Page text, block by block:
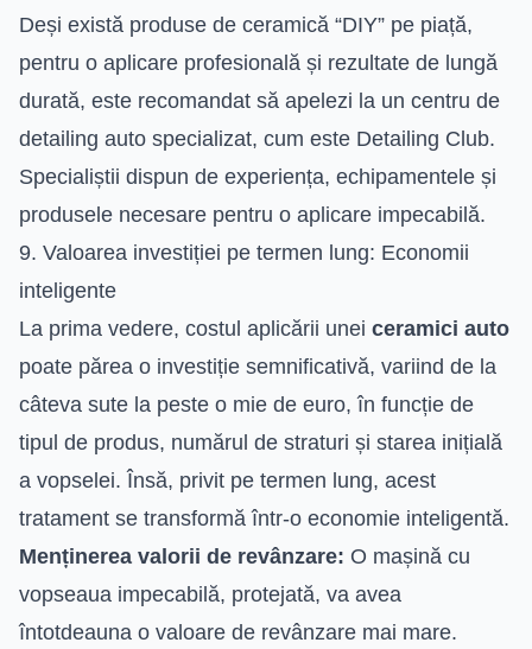
Deși există produse de ceramică “DIY” pe piață,
pentru o aplicare profesională și rezultate de lungă
durată, este recomandat să apelezi la un centru de
detailing auto specializat, cum este Detailing Club.
Specialiștii dispun de experiența, echipamentele și
produsele necesare pentru o aplicare impecabilă.
9. Valoarea investiției pe termen lung: Economii
inteligente
La prima vedere, costul aplicării unei ceramici auto
poate părea o investiție semnificativă, variind de la
câteva sute la peste o mie de euro, în funcție de
tipul de produs, numărul de straturi și starea inițială
a vopselei. Însă, privit pe termen lung, acest
tratament se transformă într-o economie inteligentă.
Menținerea valorii de revânzare: O mașină cu
vopseaua impecabilă, protejată, va avea
întotdeauna o valoare de revânzare mai mare.